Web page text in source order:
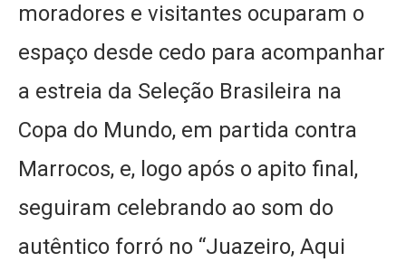
moradores e visitantes ocuparam o
espaço desde cedo para acompanhar
a estreia da Seleção Brasileira na
Copa do Mundo, em partida contra
Marrocos, e, logo após o apito final,
seguiram celebrando ao som do
autêntico forró no “Juazeiro, Aqui